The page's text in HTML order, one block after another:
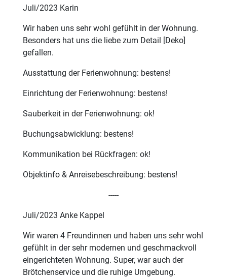
Juli/2023 Karin
Wir haben uns sehr wohl gefühlt in der Wohnung.
Besonders hat uns die liebe zum Detail [Deko]
gefallen.
Ausstattung der Ferienwohnung: bestens!
Einrichtung der Ferienwohnung: bestens!
Sauberkeit in der Ferienwohnung: ok!
Buchungsabwicklung: bestens!
Kommunikation bei Rückfragen: ok!
Objektinfo & Anreisebeschreibung: bestens!
-----
Juli/2023 Anke Kappel
Wir waren 4 Freundinnen und haben uns sehr wohl
gefühlt in der sehr modernen und geschmackvoll
eingerichteten Wohnung. Super, war auch der
Brötchenservice und die ruhige Umgebung.